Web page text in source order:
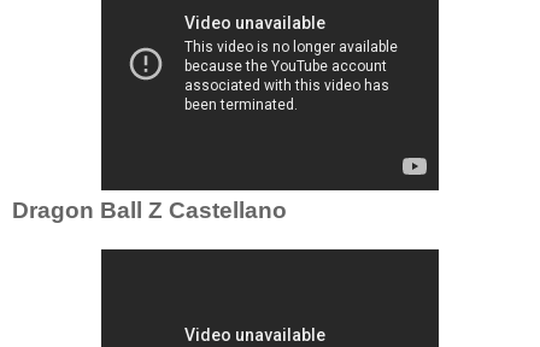
Dragon Ball Z Castellano